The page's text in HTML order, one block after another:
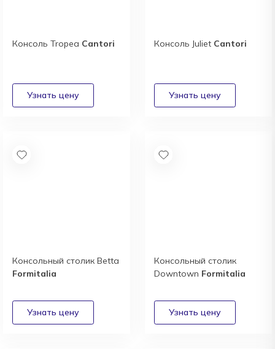
Консоль Tropea Cantori Консоль Juliet Cantori
Консольный столик Betta
Formitalia
Консольный столик
Downtown Formitalia